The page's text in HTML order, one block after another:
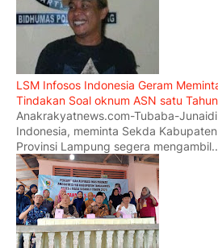
LSM Infosos Indonesia Geram
Tindakan Soal oknum ASN satu
Anakrakyatnews.com-Tubaba-
Indonesia, meminta Sekda
Provinsi Lampung segera